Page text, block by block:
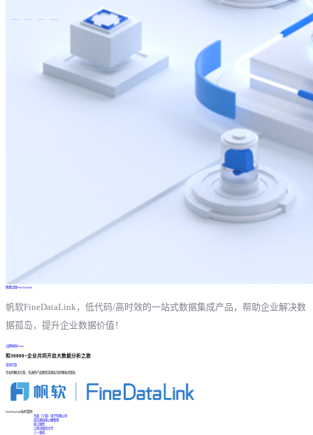
免费试用FineDataLink
帆软FineDataLink，低代码/高时效的一站式数据集成产品，帮助企业解决数
据孤岛，提升企业数据价值！
立即体验Demo
和30000+企业共同开启大数据分析之旅
咨询方案
专业的解决方案、先进的产品帮您实现业务的爆发式增长
FineDataLink标杆案例
台晶（宁波）电子有限公司
某交通高速公路集团
浙江国贸
江西中医药大学
三一重机